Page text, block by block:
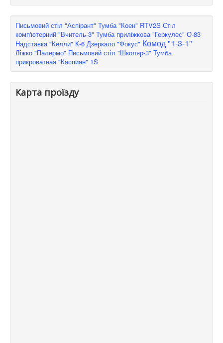
Письмовий стіл "Аспірант" Тумба "Коен" RTV2S Стіл
комп'ютерний "Вчитель-3" Тумба приліжкова "Геркулес" О-83
Надставка "Келли" К-6 Дзеркало "Фокус" Комод "1-3-1"
Ліжко "Палермо" Письмовий стіл "Школяр-3" Тумба
прикроватная "Каспиан" 1S
Карта проїзду